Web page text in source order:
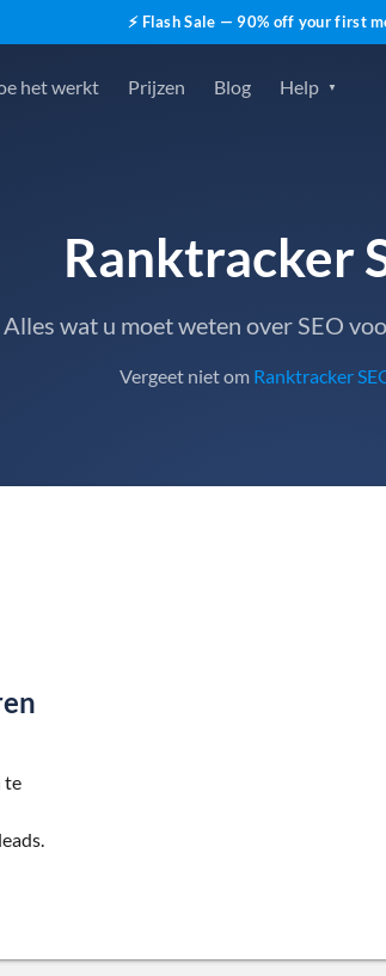
⚡ Flash Sale — 90% off your first
het werkt Prijzen Blog Help
Ranktracker
Alles wat u moet weten over SEO
Vergeet niet om Ranktracker
te